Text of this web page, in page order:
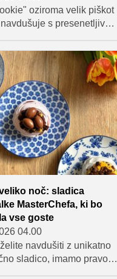
oziroma velik piškot
s presenetljivo
v eni ponvi in jo nato še
v pečici. Topel piškot s
postrežen s kepico
sladoleda, je popolna
domačo sladico, ki
noč: sladica
MasterChefa, ki bo
vse goste
04.00
navdušiti z unikatno
sladico, imamo pravo